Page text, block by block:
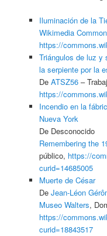
Iluminación de la
Wikimedia
https://
Triángulos de luz y
la serpiente por la
De ATSZ56–
https://
Incendio en la
Nueva York
De Desconocido
Remembering the
público, https://
curid=14685005
Muerte de César
De Jean-Léon
Museo Walters,
https://
curid=18843517